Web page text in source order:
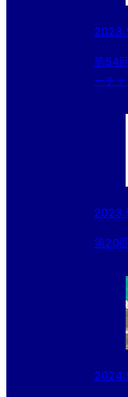
第54
ーチ
第20